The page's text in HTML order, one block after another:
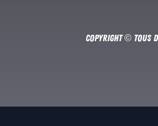
Copyright © Tous